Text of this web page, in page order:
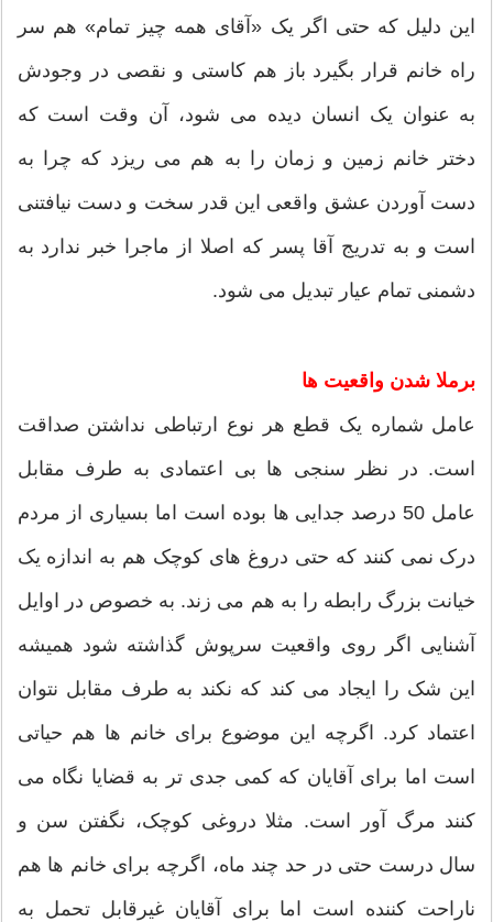
این دلیل که حتی اگر یک «آقای همه چیز تمام» هم سر
راه خانم قرار بگیرد باز هم کاستی و نقصی در وجودش
به عنوان یک انسان دیده می شود، آن وقت است که
دختر خانم زمین و زمان را به هم می ریزد که چرا به
دست آوردن عشق واقعی این قدر سخت و دست نیافتنی
است و به تدریج آقا پسر که اصلا از ماجرا خبر ندارد به
دشمنی تمام عیار تبدیل می شود.
برملا شدن واقعیت ها
عامل شماره یک قطع هر نوع ارتباطی نداشتن صداقت
است. در نظر سنجی ها بی اعتمادی به طرف مقابل
عامل 50 درصد جدایی ها بوده است اما بسیاری از مردم
درک نمی کنند که حتی دروغ های کوچک هم به اندازه یک
خیانت بزرگ رابطه را به هم می زند. به خصوص در اوایل
آشنایی اگر روی واقعیت سرپوش گذاشته شود همیشه
این شک را ایجاد می کند که نکند به طرف مقابل نتوان
اعتماد کرد. اگرچه این موضوع برای خانم ها هم حیاتی
است اما برای آقایان که کمی جدی تر به قضایا نگاه می
کنند مرگ آور است. مثلا دروغی کوچک، نگفتن سن و
سال درست حتی در حد چند ماه، اگرچه برای خانم ها هم
ناراحت کننده است اما برای آقایان غیرقابل تحمل به